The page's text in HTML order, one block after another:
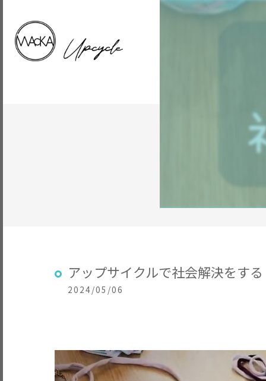
アップサイクルで社会解決をする
2024/05/06